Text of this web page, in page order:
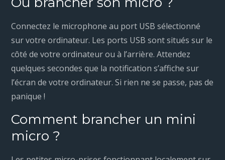
Connectez le microphone au port USB sélectionné
sur votre ordinateur. Les ports USB sont situés sur le
côté de votre ordinateur ou à l’arrière. Attendez
quelques secondes que la notification s’affiche sur
l’écran de votre ordinateur. Si rien ne se passe, pas de
panique !
Comment brancher un mini
micro ?